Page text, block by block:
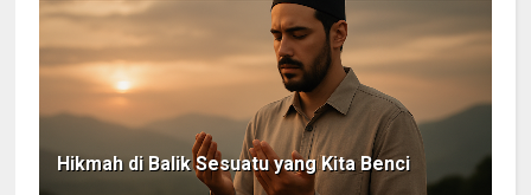
Hikmah di Balik Sesuatu yang Kita Benci